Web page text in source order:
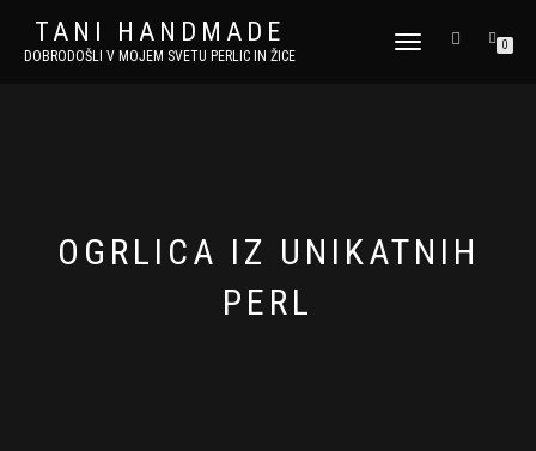
TANI HANDMADE
DOBRODOŠLI V MOJEM SVETU PERLIC IN ŽICE
VKLOPI/IZKLOPI
0
OGRLICA IZ UNIKATNIH
PERL